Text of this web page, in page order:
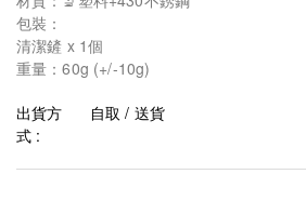
包裝：
清潔鏟 x 1個
重量：60g (+/-10g)
出貨方
式 :
自取 / 送貨